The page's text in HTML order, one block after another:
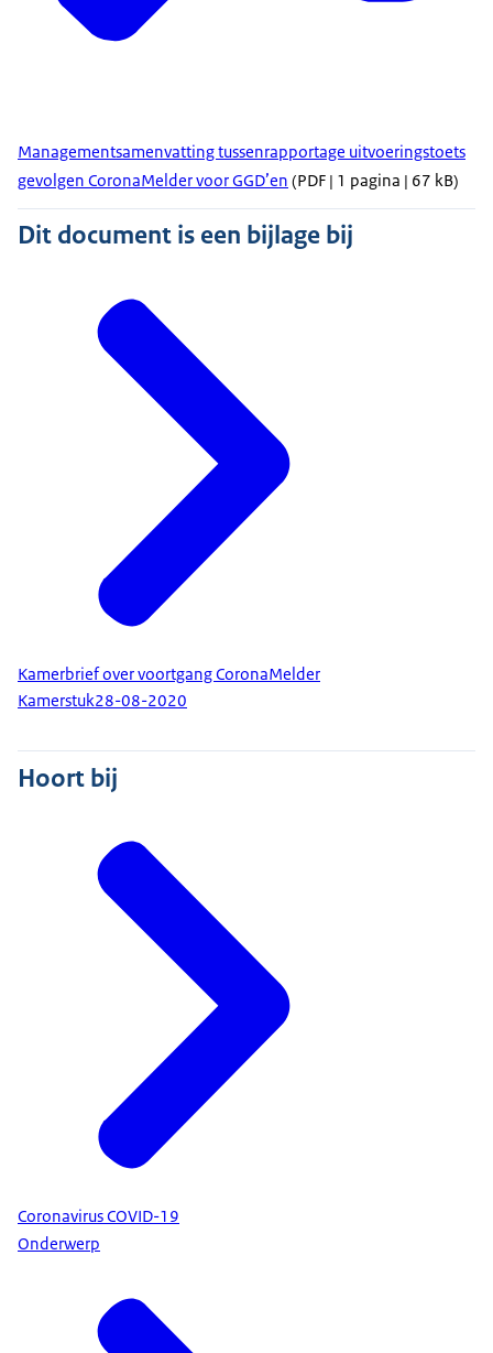
Managementsamenvatting tussenrapportage uitvoeringstoets
gevolgen CoronaMelder voor GGD’en (PDF | 1 pagina | 67 kB)
Dit document is een bijlage bij
Kamerbrief over voortgang CoronaMelder
Kamerstuk28-08-2020
Hoort bij
Coronavirus COVID-19
Onderwerp